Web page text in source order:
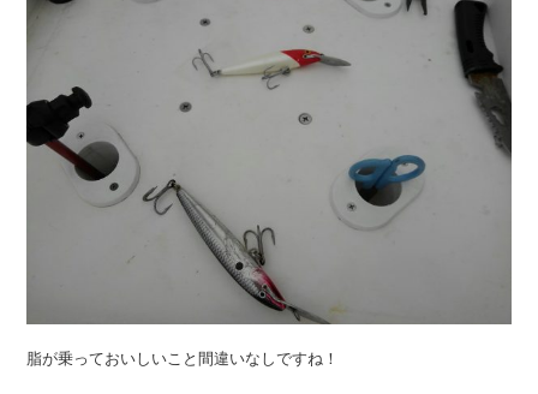
脂が乗っておいしいこと間違いなしですね！